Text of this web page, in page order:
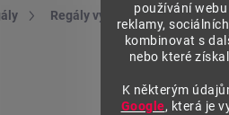
používání
reklamy,
kombinovat s
nebo které
K některým
Google, která je
Regály výška 1576 mm,